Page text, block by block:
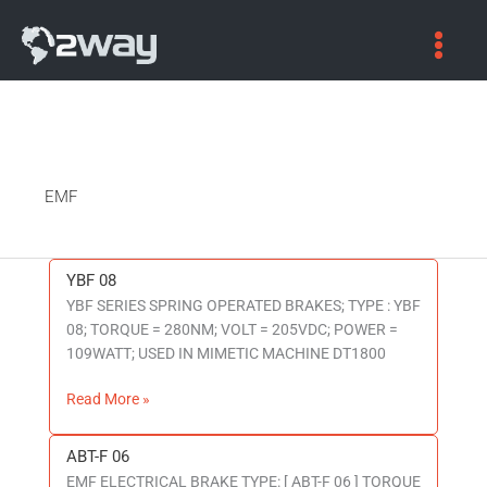
EMF
YBF 08
YBF SERIES SPRING OPERATED BRAKES; TYPE : YBF
08; TORQUE = 280NM; VOLT = 205VDC; POWER =
109WATT; USED IN MIMETIC MACHINE DT1800
YBF
08
Read More »
ABT-F 06
EMF ELECTRICAL BRAKE TYPE: [ ABT-F 06 ] TORQUE
ABT-
F